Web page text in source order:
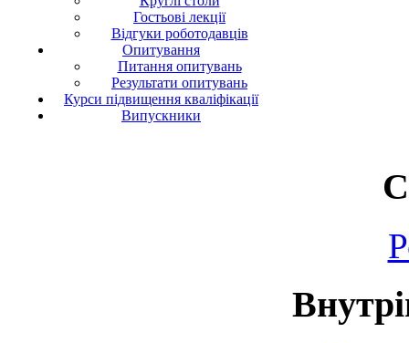
Гостьові лекції
Відгуки роботодавців
Опитування
Питання опитувань
Результати опитувань
Курси підвищення кваліфікації
Випускники